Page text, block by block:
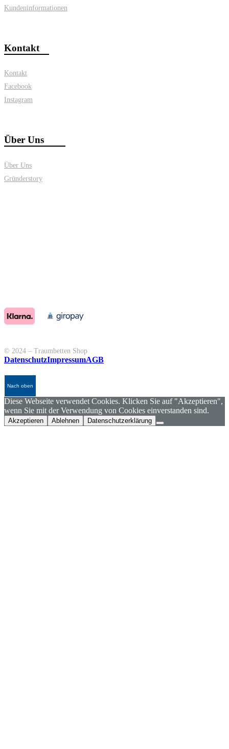
Kundeninformationen
Kontakt
Kontakt
Facebook
Instagram
Über Uns
Über Uns
Gründerstory
© 2024 – Traumbetten Shop
DatenschutzImpressumAGB
Nach oben
Diese Webseite verwendet Cookies. Klicken Sie auf "Akzeptieren",
wenn Sie mit der Verwendung von Cookies einverstanden sind.
Akzeptieren Ablehnen Datenschutzerklärung